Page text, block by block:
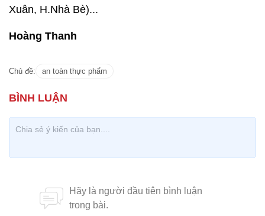
Xuân, H.Nhà Bè)...
Hoàng Thanh
Chủ đề: an toàn thực phẩm